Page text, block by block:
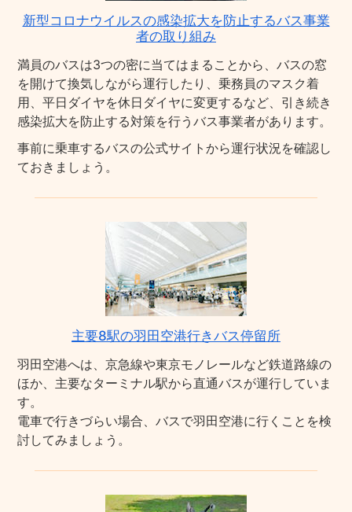
新型コロナウイルスの感染拡大を防止するバス事業
者の取り組み
満員のバスは3つの密に当てはまることから、バスの窓
を開けて換気しながら運行したり、乗務員のマスク着
用、平日ダイヤを休日ダイヤに変更するなど、引き続き
感染拡大を防止する対策を行うバス事業者があります。
事前に乗車するバスの公式サイトから運行状況を確認し
ておきましょう。
主要8駅の羽田空港行きバス停留所
羽田空港へは、京急線や東京モノレールなど鉄道路線の
ほか、主要なターミナル駅から直通バスが運行していま
す。
電車で行きづらい場合、バスで羽田空港に行くことを検
討してみましょう。